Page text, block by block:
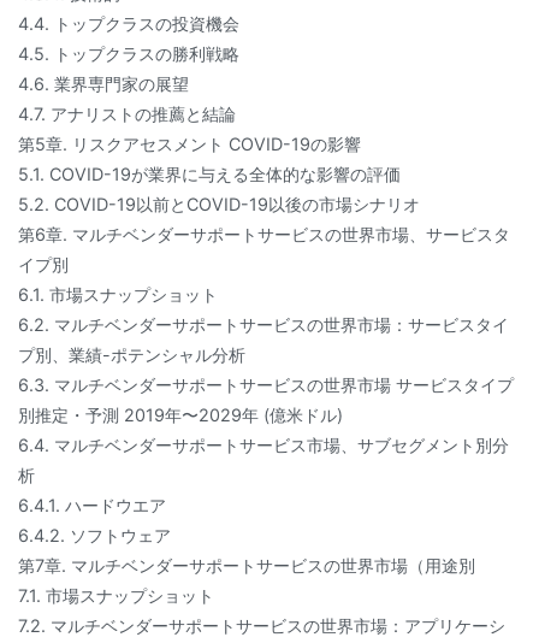
4.4. トップクラスの投資機会
4.5. トップクラスの勝利戦略
4.6. 業界専門家の展望
4.7. アナリストの推薦と結論
第5章. リスクアセスメント COVID-19の影響
5.1. COVID-19が業界に与える全体的な影響の評価
5.2. COVID-19以前とCOVID-19以後の市場シナリオ
第6章. マルチベンダーサポートサービスの世界市場、サービスタ
イプ別
6.1. 市場スナップショット
6.2. マルチベンダーサポートサービスの世界市場：サービスタイ
プ別、業績-ポテンシャル分析
6.3. マルチベンダーサポートサービスの世界市場 サービスタイプ
別推定・予測 2019年〜2029年 (億米ドル)
6.4. マルチベンダーサポートサービス市場、サブセグメント別分
析
6.4.1. ハードウエア
6.4.2. ソフトウェア
第7章. マルチベンダーサポートサービスの世界市場（用途別
7.1. 市場スナップショット
7.2. マルチベンダーサポートサービスの世界市場：アプリケーシ